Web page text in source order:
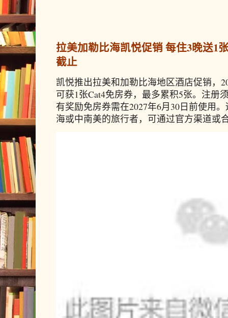
拉美加勒比海凯悦促销 每住3晚送1
截止
凯悦推出拉美和加勒比海地区酒店促销，
可获1张Cat4免房券，最多累积5张。注册
有奖励免房券需在2027年6月30日前使用
海或中南美的旅行者，可通过官方渠道或